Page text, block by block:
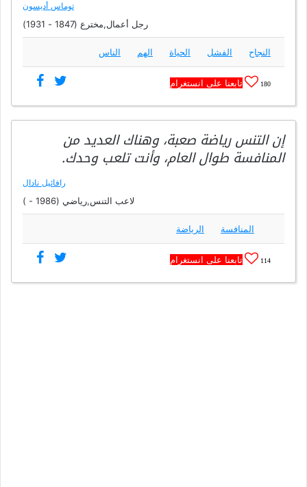
توماس أديسون
رجل أعمال,مخترع (1847 - 1931)
النجاح الفشل الحياة الهم الناس
180 تابعنا على انستغرام
إن التنس رياضة صعبة، وهناك العديد من
المنافسة طوال العام، وأنت تلعب وحدك.
رافائيل نادال
لاعب التنس,رياضي (1986 - )
المنافسة الرياضة
114 تابعنا على انستغرام